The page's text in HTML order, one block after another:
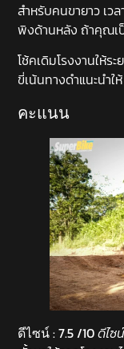
สำหรับคนขายาว เ
พิงด้านหลัง ถ้าคุณเป็
โช้คเดิมโรงงานให้ร
ขี่เน้นทางดำแนะนำใ
คะแนน
ดีไซน์ : 7.5 /10ดีไซ